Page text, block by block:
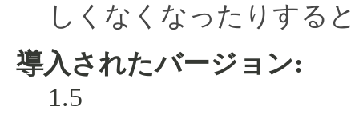
しくなくなったりする
導入されたバージョン:
1.5